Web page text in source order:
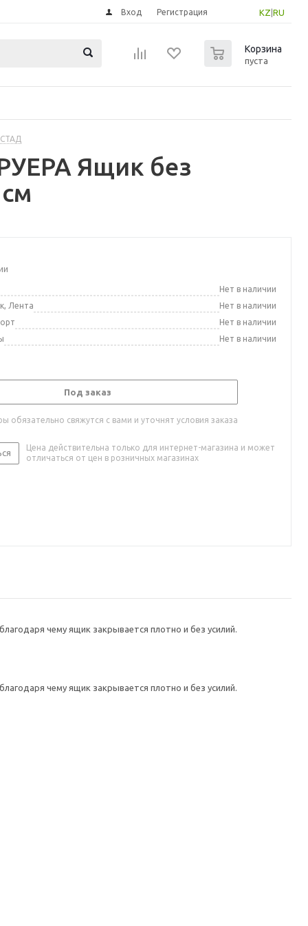
KZ RU
Вход Регистрация
Корзина
пуста
Ящик без
Нет в наличии
Лента
Нет в наличии
Нет в наличии
Нет в наличии
Под заказ
обязательно свяжутся с вами и уточнят условия заказа
Цена действительна только для интернет-магазина и может
отличаться от цен в розничных магазинах
чему ящик закрывается плотно и без усилий.
чему ящик закрывается плотно и без усилий.